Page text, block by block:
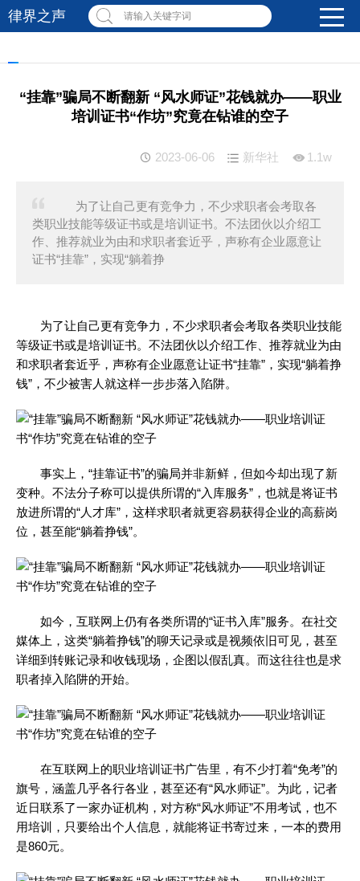
律界之声 请输入关键字词
“挂靠”骗局不断翻新 “风水师证”花钱就办——职业
培训证书“作坊”究竟在钻谁的空子
1.1w
新华社
2023-06-06
为了让自己更有竞争力，不少求职者会考取各
类职业技能等级证书或是培训证书。不法团伙以介绍工
作、推荐就业为由和求职者套近乎，声称有企业愿意让
证书“挂靠”，实现“躺着挣
为了让自己更有竞争力，不少求职者会考取各类职业技能
等级证书或是培训证书。不法团伙以介绍工作、推荐就业为由
和求职者套近乎，声称有企业愿意让证书“挂靠”，实现“躺着挣
钱”，不少被害人就这样一步步落入陷阱。
事实上，“挂靠证书”的骗局并非新鲜，但如今却出现了新
变种。不法分子称可以提供所谓的“入库服务”，也就是将证书
放进所谓的“人才库”，这样求职者就更容易获得企业的高薪岗
位，甚至能“躺着挣钱”。
如今，互联网上仍有各类所谓的“证书入库”服务。在社交
媒体上，这类“躺着挣钱”的聊天记录或是视频依旧可见，甚至
详细到转账记录和收钱现场，企图以假乱真。而这往往也是求
职者掉入陷阱的开始。
在互联网上的职业培训证书广告里，有不少打着“免考”的
旗号，涵盖几乎各行各业，甚至还有“风水师证”。为此，记者
近日联系了一家办证机构，对方称“风水师证”不用考试，也不
用培训，只要给出个人信息，就能将证书寄过来，一本的费用
是860元。